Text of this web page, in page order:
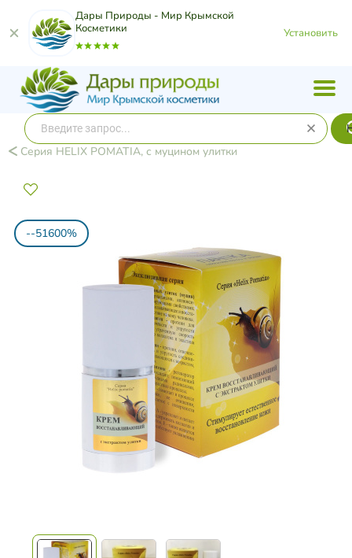
Дары Природы - Мир Крымской
Косметики
Установить
Серия HELIX POMATIA, с муцином улитки
--51600%